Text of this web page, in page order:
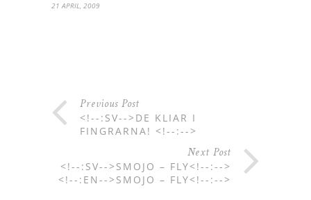
21 APRIL, 2009
Previous Post
<!--:SV-->DE KLIAR I
FINGRARNA! <!--:-->
Next Post
<!--:SV-->SMOJO – FLY<!--:-->
<!--:EN-->SMOJO – FLY<!--:-->